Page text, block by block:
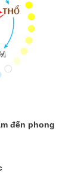
thủy
đến phong